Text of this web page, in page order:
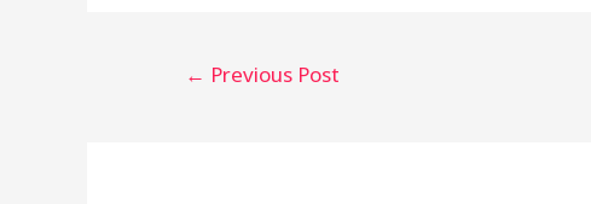
Post
← Previous Post